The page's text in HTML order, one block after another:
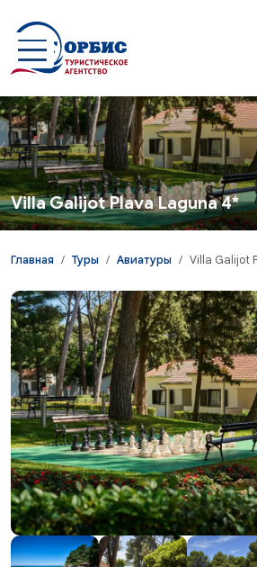
Villa Galijot Plava Laguna 4*
Главная Туры Авиатуры Villa Galijot